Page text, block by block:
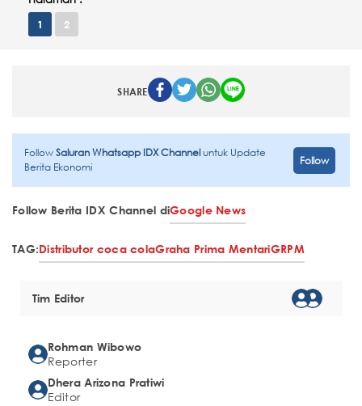
1 2
SHARE
FollowSaluran Whatsapp IDX Channeluntuk Update
Berita Ekonomi
Follow
Follow Berita IDX Channel diGoogle News
TAG:Distributor coca colaGraha Prima MentariGRPM
Tim Editor
Rohman Wibowo
Reporter
Dhera Arizona Pratiwi
Editor